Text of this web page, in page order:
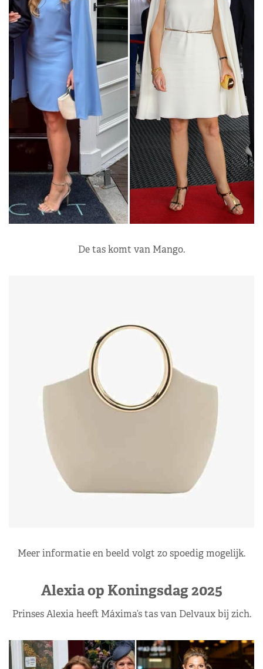
De tas komt van Mango.
Meer informatie en beeld volgt zo spoedig mogelijk.
Alexia op Koningsdag 2025
Prinses Alexia heeft Máxima’s tas van Delvaux bij zich.